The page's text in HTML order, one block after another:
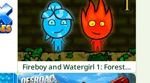
Fireboy and Watergirl 1: Forest Temple